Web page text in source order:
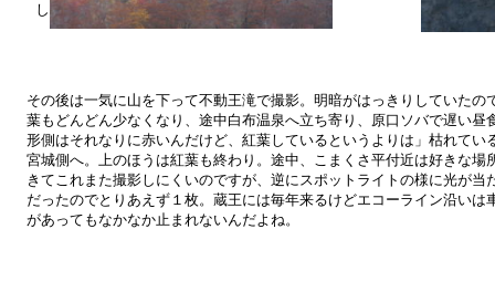
した。今年はどんな風に撮れたか楽しみ。
その後は一気に山を下って不動王滝で撮影。明暗がはっきりしていた
葉もどんどん少なくなり、途中白布温泉へ立ち寄り、原口ソバで遅い昼
形側はそれなりに赤いんだけど、紅葉しているというよりは」枯れてい
宮城側へ。上のほうは紅葉も終わり。途中、こまくさ平付近は好きな場
きてこれまた撮影しにくいのですが、逆にスポットライトの様に光が
だったのでとりあえず１枚。蔵王には毎年来るけどエコーライン沿い
があってもなかなか止まれないんだよね。